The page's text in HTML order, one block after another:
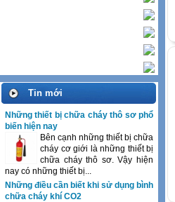
Tin mới
Những thiết bị chữa cháy thô sơ phổ
biến hiện nay
Bên cạnh những thiết bị chữa
cháy cơ giới là những thiết bị
chữa cháy thô sơ. Vậy hiện
nay có những thiết bị...
Những điều cần biết khi sử dụng bình
chữa cháy khí CO2